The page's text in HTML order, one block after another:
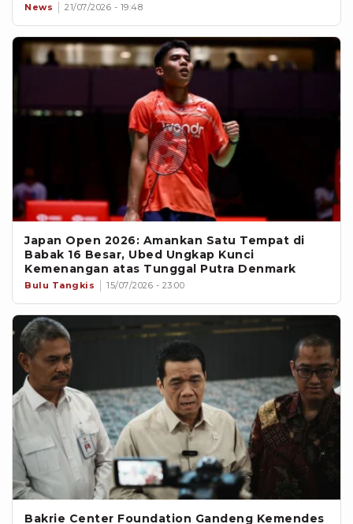
News 21/07/2026 - 19:48
Japan Open 2026: Amankan Satu Tempat di
Babak 16 Besar, Ubed Ungkap Kunci
Kemenangan atas Tunggal Putra Denmark
Bulu Tangkis 15/07/2026 - 23:00
Bakrie Center Foundation Gandeng Kemendes